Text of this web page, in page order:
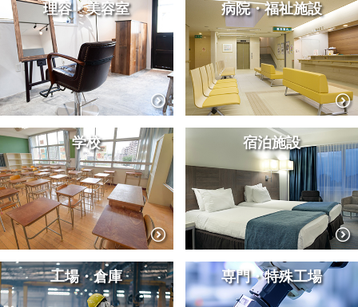
理容・美容室 病院・福祉施設
学校 宿泊施設
工場・倉庫 専門・特殊工場